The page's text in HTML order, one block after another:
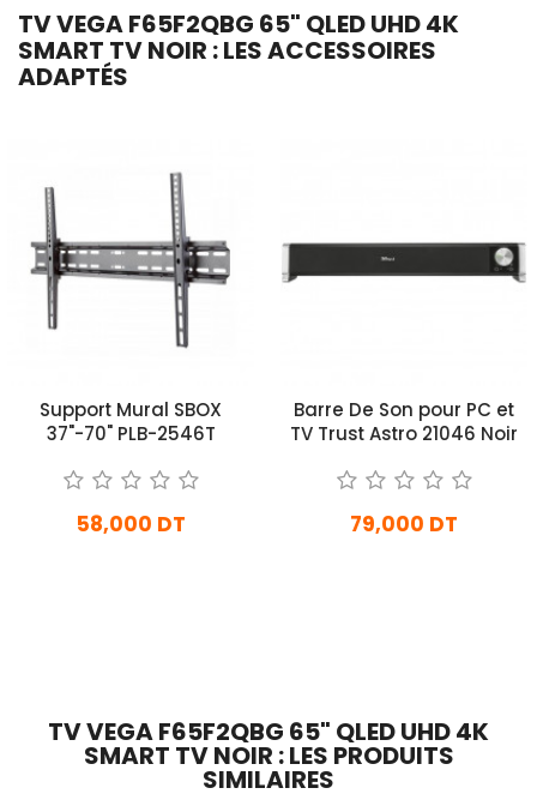
TV VEGA F65F2QBG 65" QLED UHD 4K
SMART TV NOIR : LES ACCESSOIRES
ADAPTÉS
Support Mural SBOX
37"-70" PLB-2546T
58,000 DT
Barre De Son pour PC et
TV Trust Astro 21046 Noir
79,000 DT
TV VEGA F65F2QBG 65" QLED UHD 4K
SMART TV NOIR : LES PRODUITS
SIMILAIRES